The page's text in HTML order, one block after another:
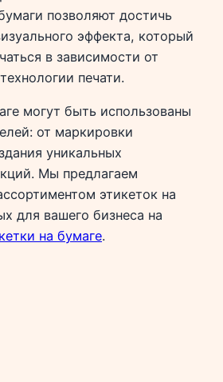
позволяют достичь
эффекта, который
в зависимости от
печати.
могут быть использованы
от маркировки
уникальных
Мы предлагаем
этикеток на
для вашего бизнеса на
на бумаге.